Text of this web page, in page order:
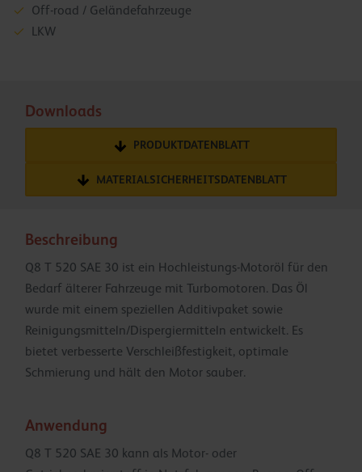
Off-road / Geländefahrzeuge
LKW
Downloads
PRODUKTDATENBLATT
MATERIALSICHERHEITSDATENBLATT
Beschreibung
Q8 T 520 SAE 30 ist ein Hochleistungs-Motoröl für den
Bedarf älterer Fahrzeuge mit Turbomotoren. Das Öl
wurde mit einem speziellen Additivpaket sowie
Reinigungsmitteln/Dispergiermitteln entwickelt. Es
bietet verbesserte Verschleißfestigkeit, optimale
Schmierung und hält den Motor sauber.
Anwendung
Q8 T 520 SAE 30 kann als Motor- oder